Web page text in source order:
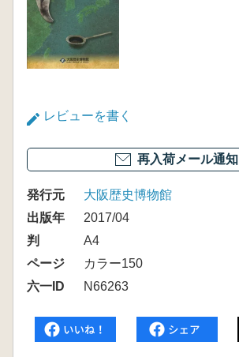
レビューを書く
再入荷メール通知
発行元
大阪歴史博物館
出版年
2017/04
判
A4
ページ
カラー150
六一ID
N66263